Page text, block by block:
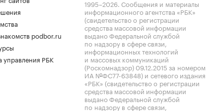
podbor.ru
управления РБК
1995–2026. Сообщения и материалы
информационного агентства «РБК»
(свидетельство о регистрации
средства массовой информации
выдано Федеральной службой
по надзору в сфере связи,
информационных технологий
и массовых коммуникаций
(Роскомнадзор) 09.12.2015 за номером
ИА №ФС77-63848) и сетевого издания
«РБК» (свидетельство о регистрации
средства массовой информации
выдано Федеральной службой
по надзору в сфере связи,